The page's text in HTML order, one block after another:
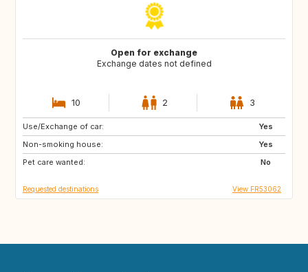
Open for exchange
Exchange dates not defined
10 2 3
Use/Exchange of car:
Yes
Non-smoking house:
Yes
Pet care wanted:
No
PT
NO
ES
Requested destinations View FR53062